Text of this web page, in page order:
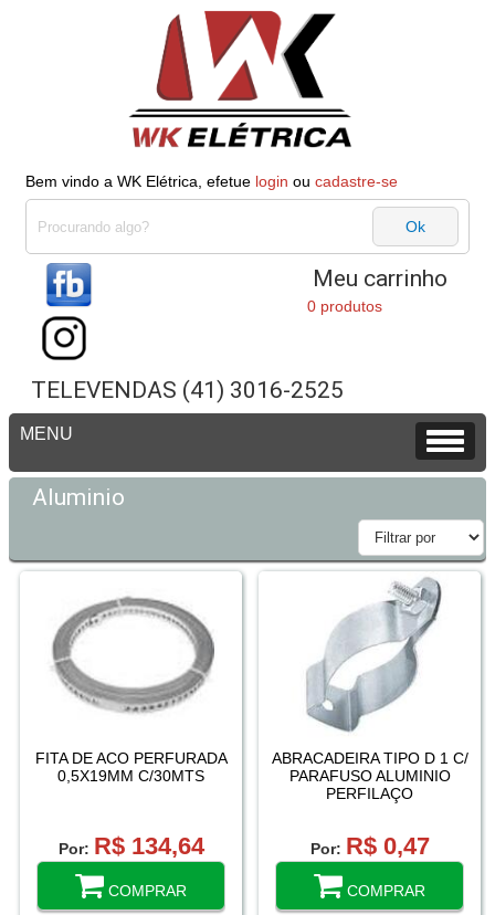
Bem vindo a WK Elétrica, efetue login ou cadastre-se
Meu carrinho
0 produtos
TELEVENDAS (41) 3016-2525
Aluminio
FITA DE ACO PERFURADA
0,5X19MM C/30MTS
Por: R$ 134,64
COMPRAR
ABRACADEIRA TIPO D 1 C/
PARAFUSO ALUMINIO
PERFILAÇO
Por: R$ 0,47
COMPRAR